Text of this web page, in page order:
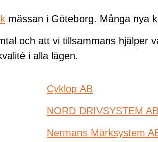
mässan i Göteborg. Många nya
och att vi tillsammans hjälper
i alla lägen.
Cyklop AB
NORD DRIVSYSTEM
Nermans Märksystem